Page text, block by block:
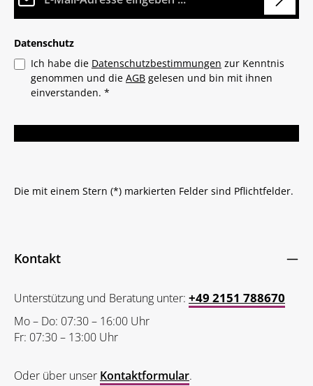
Datenschutz
Ich habe die Datenschutzbestimmungen zur Kenntnis
genommen und die AGB gelesen und bin mit ihnen
einverstanden. *
Die mit einem Stern (*) markierten Felder sind Pflichtfelder.
Kontakt
Unterstützung und Beratung unter: +49 2151 788670
Mo – Do: 07:30 – 16:00 Uhr
Fr: 07:30 – 13:00 Uhr
Oder über unser Kontaktformular.